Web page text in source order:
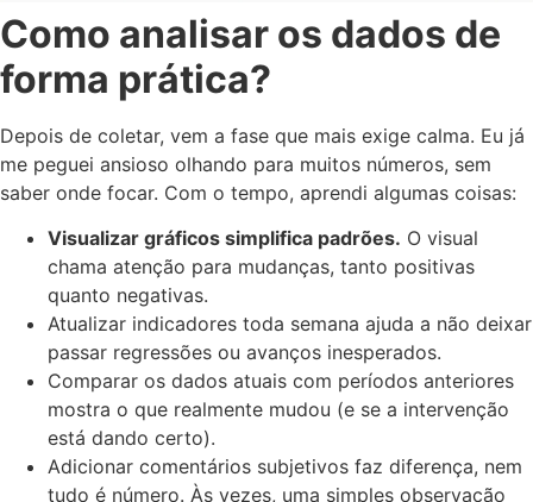
Como analisar os dados de
forma prática?
Depois de coletar, vem a fase que mais exige calma. Eu já
me peguei ansioso olhando para muitos números, sem
saber onde focar. Com o tempo, aprendi algumas coisas:
Visualizar gráficos simplifica padrões. O visual
chama atenção para mudanças, tanto positivas
quanto negativas.
Atualizar indicadores toda semana ajuda a não deixar
passar regressões ou avanços inesperados.
Comparar os dados atuais com períodos anteriores
mostra o que realmente mudou (e se a intervenção
está dando certo).
Adicionar comentários subjetivos faz diferença, nem
tudo é número. Às vezes, uma simples observação